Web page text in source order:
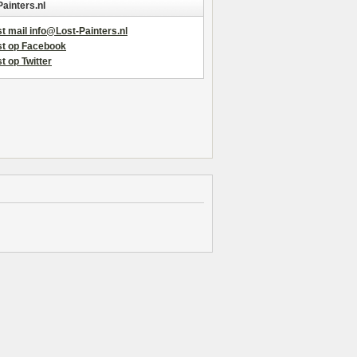
mail info@Lost-Painters.nl
op Facebook
op Twitter